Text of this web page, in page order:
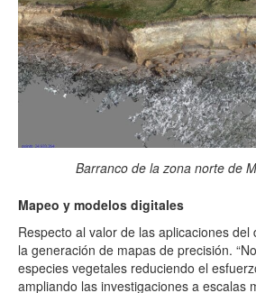
Barranco de la zona norte de
Mapeo y modelos digitales
Respecto al valor de las aplicaciones
la generación de mapas de precisión.
especies vegetales reduciendo el
ampliando las investigaciones a escalas